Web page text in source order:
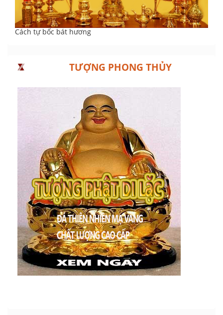
Cách tự bốc bát hương
TƯỢNG PHONG THỦY